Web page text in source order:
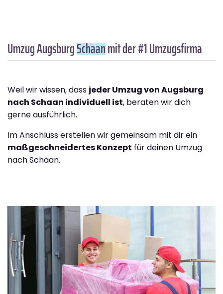
Umzug AugsburgSchaanmit der #1 Umzugsfirma
Weil wir wissen, dass jeder Umzug von Augsburg
nach Schaan individuell ist, beraten wir dich
gerne ausführlich.
Im Anschluss erstellen wir gemeinsam mit dir ein
maßgeschneidertes Konzept für deinen Umzug
nach Schaan.